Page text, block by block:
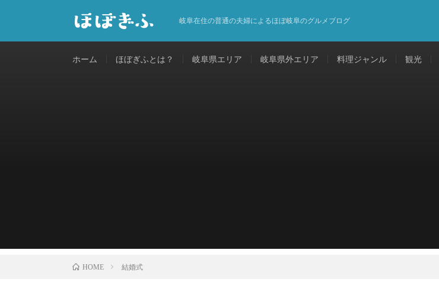
岐阜在住の普通の夫婦によるほぼ岐阜のグルメブログ
ホーム ほぼぎふとは？ 岐阜県エリア 岐阜県外エリア 料理ジャンル 観光
HOME 結婚式